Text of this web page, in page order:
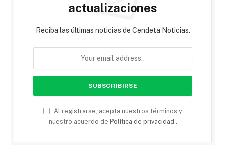
actualizaciones
Reciba las últimas noticias de Cendeta Noticias.
Al registrarse, acepta nuestros términos y
nuestro acuerdo de Política de privacidad .